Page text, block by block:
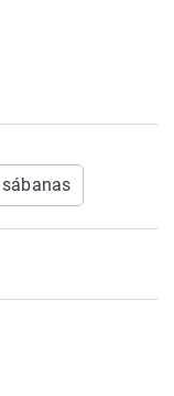
sábanas